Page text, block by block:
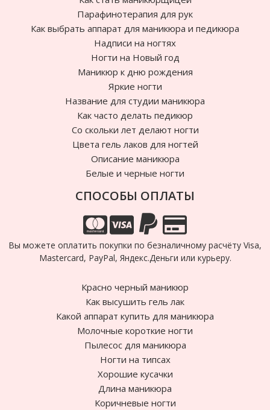
Парафинотерапия для рук
Как выбрать аппарат для маникюра и педикюра
Надписи на ногтях
Ногти на Новый год
Маникюр к дню рождения
Яркие ногти
Название для студии маникюра
Как часто делать педикюр
Cо скольки лет делают ногти
Цвета гель лаков для ногтей
Описание маникюра
Белые и черные ногти
СПОСОБЫ ОПЛАТЫ
Вы можете оплатить покупки по безналичному расчёту Visa,
Mastercard, PayPal, Яндекс.Деньги или курьеру.
Красно черный маникюр
Как высушить гель лак
Какой аппарат купить для маникюра
Молочные короткие ногти
Пылесос для маникюра
Ногти на типсах
Хорошие кусачки
Длина маникюра
Коричневые ногти